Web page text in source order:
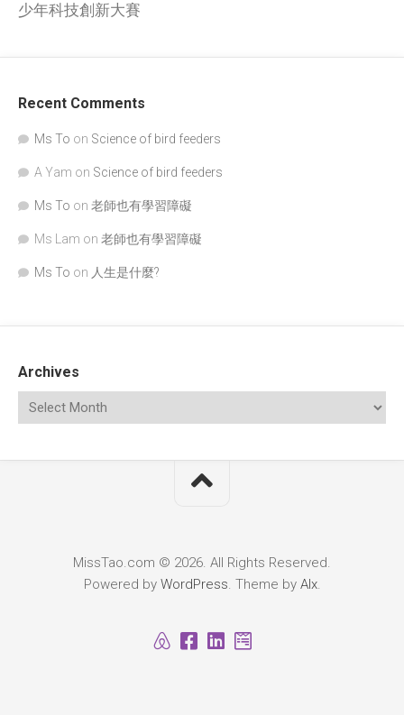
少年科技創新大賽
Recent Comments
Ms To on Science of bird feeders
A Yam on Science of bird feeders
Ms To on 老師也有學習障礙
Ms Lam on 老師也有學習障礙
Ms To on 人生是什麼?
Archives
MissTao.com © 2026. All Rights Reserved.
Powered by WordPress. Theme by Alx.